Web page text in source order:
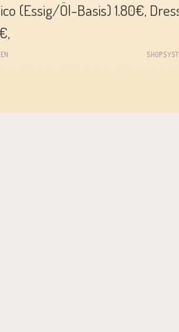
(Essig/Öl-Basis) 1.80€,